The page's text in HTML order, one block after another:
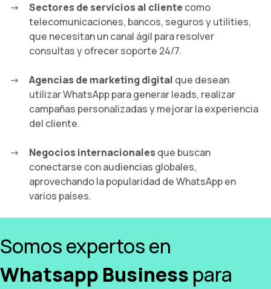
Sectores de servicios al cliente como
telecomunicaciones, bancos, seguros y utilities,
que necesitan un canal ágil para resolver
consultas y ofrecer soporte 24/7.
Agencias de marketing digital que desean
utilizar WhatsApp para generar leads, realizar
campañas personalizadas y mejorar la experiencia
del cliente.
Negocios internacionalesque buscan
conectarse con audiencias globales,
aprovechando la popularidad de WhatsApp en
varios países.
Somos expertos en
Whatsapp Business para